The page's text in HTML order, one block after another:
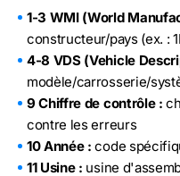
1-3 WMI (World
constructeur/pays (ex. :
4-8 VDS (Vehicle
modèle/carrosserie/
9 Chiffre de contrôle :
contre les erreurs
10 Année : code
11 Usine : usine